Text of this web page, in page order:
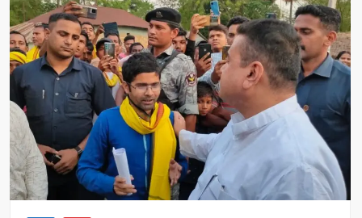
দলনেতার
স্ট্যাটাস
ভোগ
করছেন।
উলুবেড়িয়ায়
মন্তব্য
শুভেন্দুর।